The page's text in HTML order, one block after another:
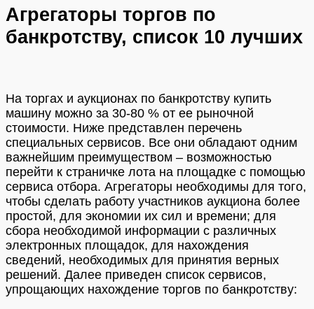
Агрегаторы торгов по
банкротству, список 10 лучших
На торгах и аукционах по банкротству купить
машину можно за 30-80 % от ее рыночной
стоимости. Ниже представлен перечень
специальных сервисов. Все они обладают одним
важнейшим преимуществом – возможностью
перейти к страничке лота на площадке с помощью
сервиса отбора. Агрегаторы необходимы для того,
чтобы сделать работу участников аукциона более
простой, для экономии их сил и времени; для
сбора необходимой информации с различных
электронных площадок, для нахождения
сведений, необходимых для принятия верных
решений. Далее приведен список сервисов,
упрощающих нахождение торгов по банкротству: